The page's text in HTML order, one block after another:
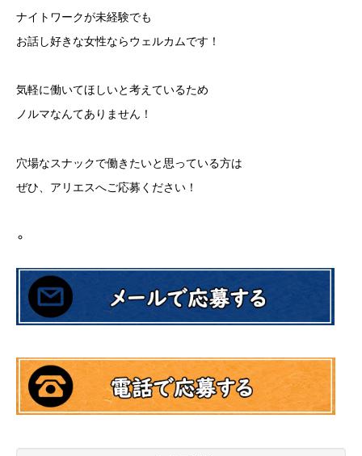
ナイトワークが未経験でも
お話し好きな女性ならウェルカムです！
気軽に働いてほしいと考えているため
ノルマなんてありません！
穴場なスナックで働きたいと思っている方は
ぜひ、アリエスへご応募ください！